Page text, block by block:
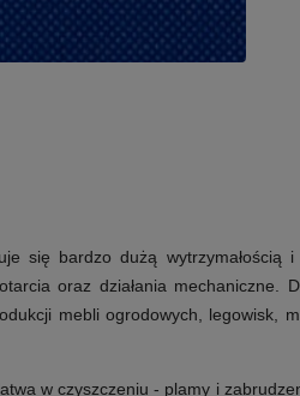
się bardzo dużą
oraz działania mechaniczne.
mebli ogrodowych, legowisk,
w czyszczeniu - plamy i